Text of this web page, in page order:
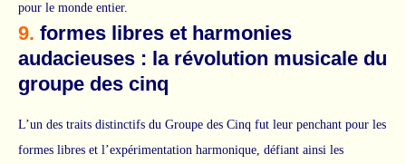
pour le monde entier.
9. formes libres et harmonies
audacieuses : la révolution musicale du
groupe des cinq
L’un des traits distinctifs du Groupe des Cinq fut leur penchant pour les
formes libres et l’expérimentation harmonique, défiant ainsi les